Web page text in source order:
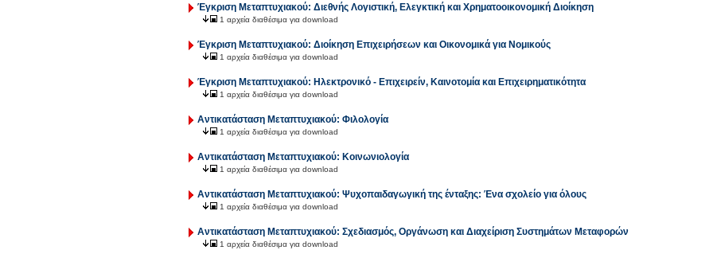
Έγκριση Μεταπτυχιακού: Διεθνής Λογιστική, Ελεγκτική και Χρηματοοικονομική Διοίκηση
1 αρχεία διαθέσιμα για download
Έγκριση Μεταπτυχιακού: Διοίκηση Επιχειρήσεων και Οικονομικά για Νομικούς
1 αρχεία διαθέσιμα για download
Έγκριση Μεταπτυχιακού: Ηλεκτρονικό - Επιχειρείν, Καινοτομία και Επιχειρηματικότητα
1 αρχεία διαθέσιμα για download
Αντικατάσταση Μεταπτυχιακού: Φιλολογία
1 αρχεία διαθέσιμα για download
Αντικατάσταση Μεταπτυχιακού: Κοινωνιολογία
1 αρχεία διαθέσιμα για download
Αντικατάσταση Μεταπτυχιακού: Ψυχοπαιδαγωγική της ένταξης: Ένα σχολείο για όλους
1 αρχεία διαθέσιμα για download
Αντικατάσταση Μεταπτυχιακού: Σχεδιασμός, Οργάνωση και Διαχείριση Συστημάτων Μεταφορών
1 αρχεία διαθέσιμα για download